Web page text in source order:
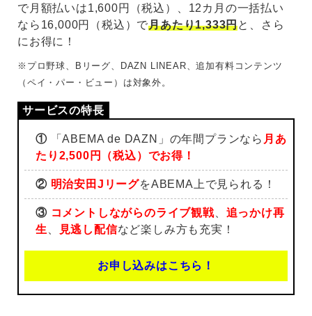
で月額払いは1,600円（税込）、12カ月の一括払い
なら16,000円（税込）で月あたり1,333円と、さら
にお得に！
※プロ野球、Bリーグ、DAZN LINEAR、追加有料コンテンツ
（ペイ・パー・ビュー）は対象外。
①「ABEMA de DAZN」の年間プランなら 月あ
たり2,500円（税込）でお得！
② 明治安田JリーグをABEMA上で見られる！
③ コメントしながらのライブ観戦、 追っかけ再
生
見逃し配信など楽しみ方も充実！
お申し込みはこちら！